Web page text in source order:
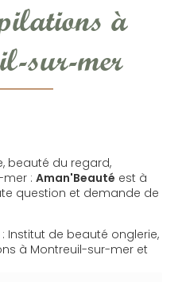
à
sur-mer
beauté du regard,
: Aman'Beauté est à
question et demande de
: Institut de beauté onglerie,
à Montreuil-sur-mer et